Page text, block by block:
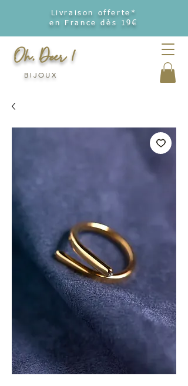
Livraison offerte*
en France dès 19€
Oh, Deer !
BIJOUX